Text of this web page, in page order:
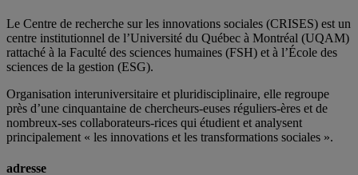
Le Centre de recherche sur les innovations sociales (CRISES) est un
centre institutionnel de l’Université du Québec à Montréal (UQAM)
rattaché à la Faculté des sciences humaines (FSH) et à l’École des
sciences de la gestion (ESG).
Organisation interuniversitaire et pluridisciplinaire, elle regroupe
près d’une cinquantaine de chercheurs-euses réguliers-ères et de
nombreux-ses collaborateurs-rices qui étudient et analysent
principalement « les innovations et les transformations sociales ».
adresse